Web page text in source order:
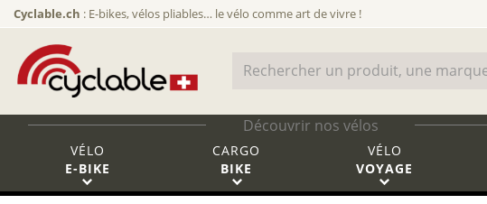
Cyclable.ch : E-bikes, vélos pliables… le vélo comme art de vivre !
Découvrir nos vélos
VÉLO
E-BIKE
CARGO
BIKE
VÉLO
VOYAGE